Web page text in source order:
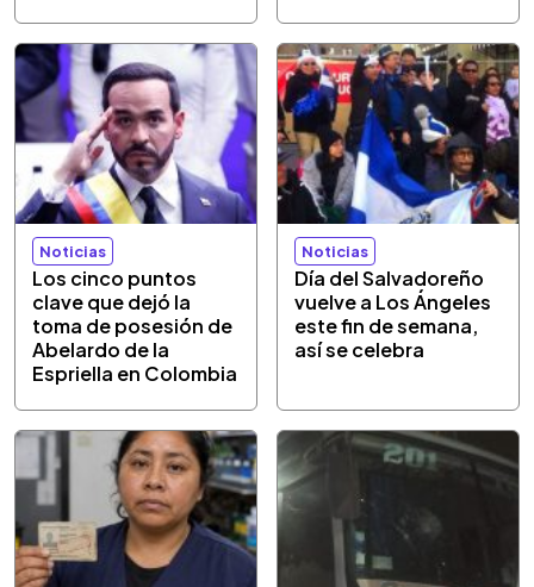
Noticias
Los cinco puntos
clave que dejó la
toma de posesión de
Abelardo de la
Espriella en Colombia
Noticias
Día del Salvadoreño
vuelve a Los Ángeles
este fin de semana,
así se celebra